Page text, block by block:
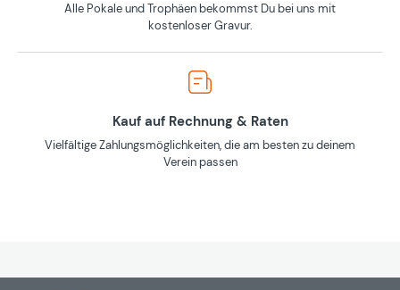
Alle Pokale und Trophäen bekommst Du bei uns mit
kostenloser Gravur.
Kauf auf Rechnung & Raten
Vielfältige Zahlungsmöglichkeiten, die am besten zu deinem
Verein passen